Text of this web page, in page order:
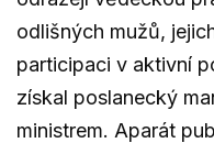
odlišných mužů,
participaci v aktivní
získal poslanecký
ministrem. Aparát